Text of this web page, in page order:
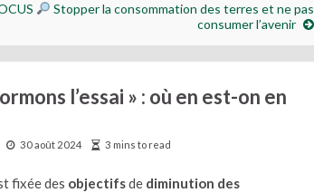
Stopper la consommation des terres et ne pas
consumer l’avenir
l’essai » : où en est-on en
30 août 2024 3 mins to read
fixée des objectifsde diminution des